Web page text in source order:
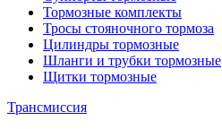
Тормозные комплекты
Тросы стояночного тормоза
Цилиндры тормозные
Шланги и трубки тормозные
Щитки тормозные
Трансмиссия